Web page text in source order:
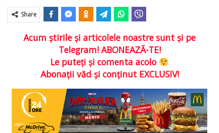
Share
Acum ştirile şi articolele noastre sunt şi pe
Telegram! ABONEAZĂ-TE!
Le puteţi şi comenta acolo
Abonaţii văd şi conţinut EXCLUSIV!